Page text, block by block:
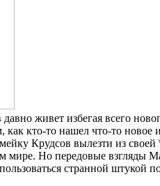
живет избегая всего
как кто-то нашел что-то
Крудсов вылезти из
Но передовые взгляды
странной штукой